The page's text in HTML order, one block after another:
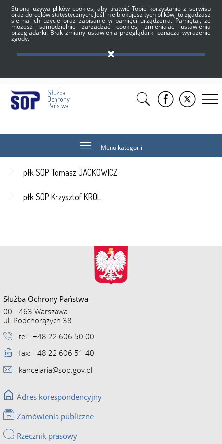
Strona używa plików cookies, aby ułatwić Tobie korzystanie z serwisu
oraz do celów statystycznych. Jeśli nie blokujesz tych plików, to zgadzasz
się na ich użycie oraz zapisanie w pamięci urządzenia. Pamiętaj, że
możesz samodzielnie zarządzać cookies, zmieniając ustawienia
przeglądarki. Brak zmiany ustawienia przeglądarki oznacza wyrażenie
zgody.
Służba
Ochrony
Państwa
Menu kategorii
płk SOP Tomasz JACKOWICZ
płk SOP Krzysztof KRÓL
Służba Ochrony Państwa
00 - 463 Warszawa
ul. Podchorążych 38
tel.: +48 22 606 50 00
fax: +48 22 606 51 40
kancelaria@sop.gov.pl
Adres korespondencyjny
Zamówienia publiczne
Rzecznik prasowy